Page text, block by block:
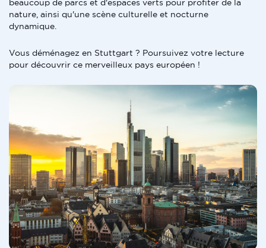
beaucoup de parcs et d'espaces verts pour profiter de la
nature, ainsi qu'une scène culturelle et nocturne
dynamique.
Vous déménagez en Stuttgart ? Poursuivez votre lecture
pour découvrir ce merveilleux pays européen !